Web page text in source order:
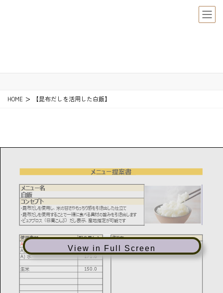
HOME 【昆布だしを活用した白飯】
View in Full Screen